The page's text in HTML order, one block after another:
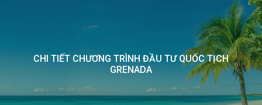
CHI TIẾT CHƯƠNG TRÌNH ĐẦU TƯ QUỐC TỊCH
GRENADA